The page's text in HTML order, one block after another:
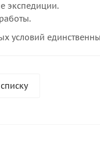
экспедиции.
условий